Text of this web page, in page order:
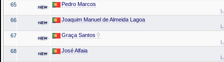
65 Pedro Marcos
66 Joaquim Manuel de Almeida Lagoa
67 Graça Santos
68 José Alfaia